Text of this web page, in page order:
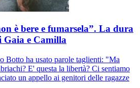
è bere e fumarsela”. La dura
Gaia e Camilla
Botto ha usato parole taglienti: "Ma
E' questa la libertà? Ci sentiamo
un appello ai genitori delle ragazze